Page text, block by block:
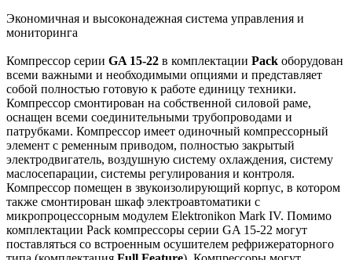
Экономичная и высоконадежная система управления и
мониторинга
Компрессор серии GA 15-22 в комплектации Pack оборудован
всеми важными и необходимыми опциями и представляет
собой полностью готовую к работе единицу техники.
Компрессор смонтирован на собственной силовой раме,
оснащен всеми соединительными трубопроводами и
патрубками. Компрессор имеет одиночный компрессорный
элемент с ременным приводом, полностью закрытый
электродвигатель, воздушную систему охлаждения, систему
маслосепарации, системы регулирования и контроля.
Компрессор помещен в звукоизолирующий корпус, в котором
также смонтирован шкаф электроавтоматики с
микропроцессорным модулем Elektronikon Mark IV. Помимо
комплектации Pack компрессоры серии GA 15-22 могут
поставляться со встроенным осушителем рефрижераторного